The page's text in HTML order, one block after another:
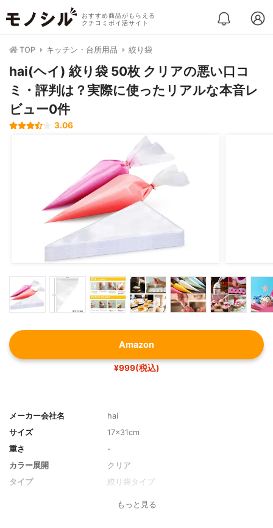
おすすめ商品がもらえる
クチコミポイ活サイト
TOP キッチン・台所用品 絞り袋
hai(ヘイ) 絞り袋 50枚 クリアの悪い口コ
ミ・評判は？実際に使ったリアルな本音レ
ビュー0件
3.06
Amazon
¥999(税込)
メーカー会社名
hai
サイズ
17x31cm
重さ
-
カラー展開
クリア
タイプ
絞り袋タイプ
不可（使い捨て50枚入り）
もっと見る